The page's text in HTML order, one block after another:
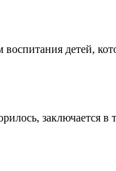
детей,
заключается в